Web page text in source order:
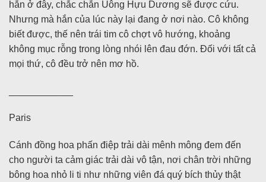
hắn ở đây, chắc chắn Uông Hựu Dương sẽ được cứu.
Nhưng mà hắn của lúc này lại đang ở nơi nào. Cô không
biết được, thế nên trái tim cô chợt vô hướng, khoảng
không mục rỗng trong lòng nhói lên đau đớn. Đối với tất cả
mọi thứ, cô đều trở nên mơ hồ.
Paris
Cánh đồng hoa phấn điệp trải dài mênh mông đem đến
cho người ta cảm giác trải dài vô tận, nơi chân trời những
bông hoa nhỏ li ti như những viên đá quý bích thủy thật